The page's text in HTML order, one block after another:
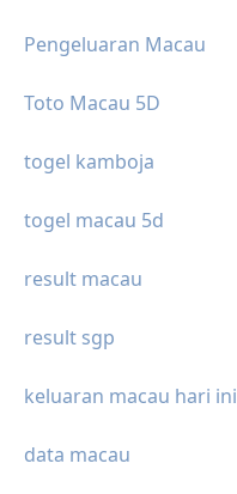
Pengeluaran Macau
Toto Macau 5D
togel kamboja
togel macau 5d
result macau
result sgp
keluaran macau hari ini
data macau